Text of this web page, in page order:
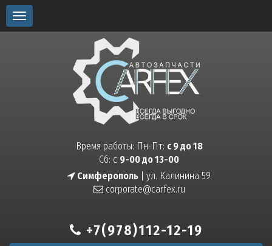
Toggle
navigation
Время работы: Пн-Пт: с 9 до 18
Сб: с 9-00 до 13-00
Симферополь | ул. Калинина 59
corporate@carfex.ru
+7(978)112-12-19